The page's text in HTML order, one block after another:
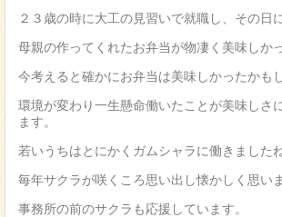
２３歳の時に大工の見習いで就職し、その日
母親の作ってくれたお弁当が物凄く美味しか
今考えると確かにお弁当は美味しかったかも
環境が変わり一生懸命働いたことが美味しさ
ます。
若いうちはとにかくガムシャラに働きましたね
毎年サクラが咲くころ思い出し懐かしく思いま
事務所の前のサクラも応援しています。